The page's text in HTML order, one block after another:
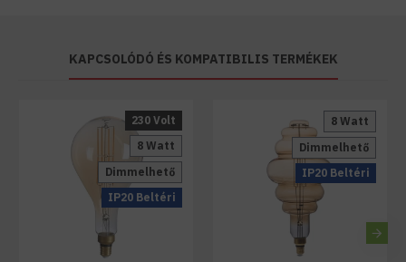
KAPCSOLÓDÓ ÉS KOMPATIBILIS TERMÉKEK
IP20 Beltéri
8 Watt
Dimmelhető
230 Volt
IP20 Beltéri
8 Watt
Dimmelhető